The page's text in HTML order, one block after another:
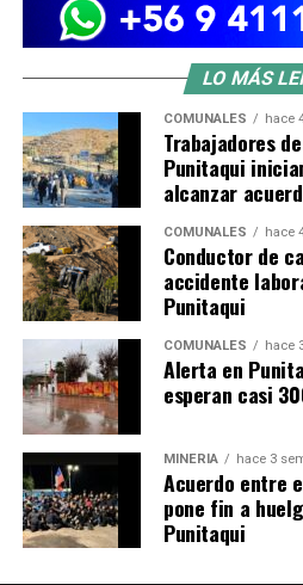
LO MÁS
COMUNALES hace
Trabajadores
Punitaqui
alcanzar
COMUNALES hace
Conductor de
accidente
Punitaqui
COMUNALES hace
Alerta en
esperan casi
MINERÍA hace 3
Acuerdo entre
pone fin a
Punitaqui